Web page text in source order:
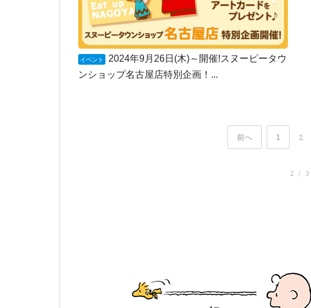
イベント
2024年9月26日(木)～開催!スヌーピータウ
ンショップ名古屋店特別企画！...
前へ 1 2
2 / 3